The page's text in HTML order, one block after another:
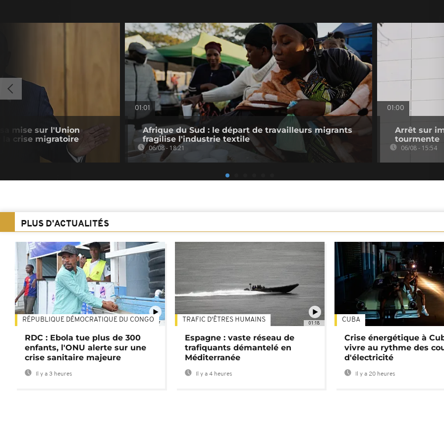
mise sur l'Union
la crise migratoire
01:01
Afrique du Sud : le départ de travailleurs migrants
fragilise l'industrie textile
06/08 - 18:21
01:00
Arrêt sur
tourmente
06/08 - 15:54
PLUS D'ACTUALITÉS
01:47
RÉPUBLIQUE DÉMOCRATIQUE DU CONGO
RDC : Ebola tue plus de 300
enfants, l'ONU alerte sur une
crise sanitaire majeure
Il y a 3 heures
01:18
TRAFIC D'ÊTRES HUMAINS
Espagne : vaste réseau de
trafiquants démantelé en
Méditerranée
Il y a 4 heures
CUBA
Crise énergétique à
vivre au rythme des
d'électricité
Il y a 20 heures